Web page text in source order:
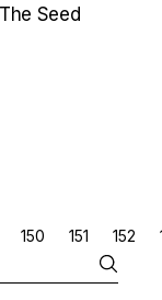
Seed
150 151 152